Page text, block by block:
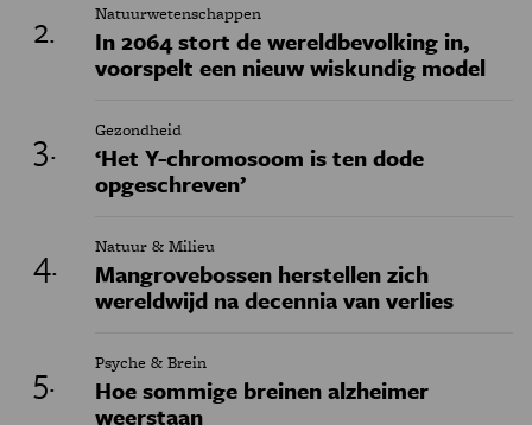
Natuurwetenschappen
In 2064 stort de wereldbevolking in,
voorspelt een nieuw wiskundig model
Gezondheid
‘Het Y-chromosoom is ten dode
opgeschreven’
Natuur & Milieu
Mangrovebossen herstellen zich
wereldwijd na decennia van verlies
Psyche & Brein
Hoe sommige breinen alzheimer
weerstaan